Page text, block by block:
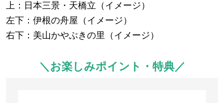
上：日本三景・天橋立（イメージ）
左下：伊根の舟屋（イメージ）
右下：美山かやぶきの里（イメージ）
＼お楽しみポイント・特典／